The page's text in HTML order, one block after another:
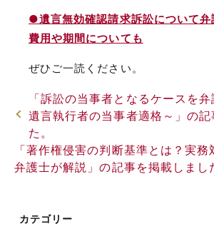
●遺言無効確認請求訴訟について弁
費用や期間についても
ぜひご一読ください。
「訴訟の当事者となるケースを
遺言執行者の当事者適格～」の記
た。
「著作権侵害の判断基準とは？実務
弁護士が解説」の記事を掲載しまし